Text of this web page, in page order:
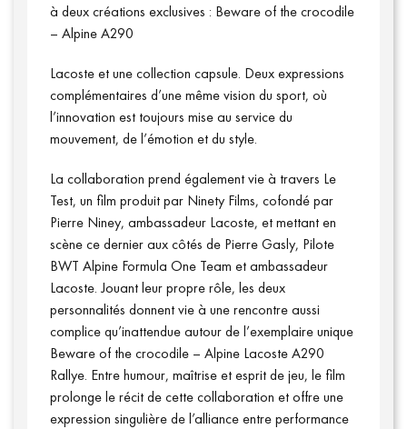
à deux créations exclusives : Beware of the crocodile
– Alpine A290
Lacoste et une collection capsule. Deux expressions
complémentaires d’une même vision du sport, où
l’innovation est toujours mise au service du
mouvement, de l’émotion et du style.
La collaboration prend également vie à travers Le
Test, un film produit par Ninety Films, cofondé par
Pierre Niney, ambassadeur Lacoste, et mettant en
scène ce dernier aux côtés de Pierre Gasly, Pilote
BWT Alpine Formula One Team et ambassadeur
Lacoste. Jouant leur propre rôle, les deux
personnalités donnent vie à une rencontre aussi
complice qu’inattendue autour de l’exemplaire unique
Beware of the crocodile – Alpine Lacoste A290
Rallye. Entre humour, maîtrise et esprit de jeu, le film
prolonge le récit de cette collaboration et offre une
expression singulière de l’alliance entre performance